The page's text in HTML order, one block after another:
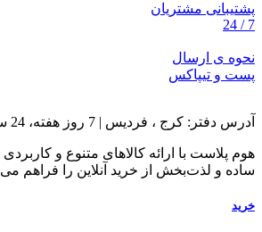
پشتیبانی مشتریان
7 / 24
نحوه ی ارسال
پست و تیپاکس
آدرس دفتر: کرج ، فردیس | 7 روز هفته، 24 ساعته
هوم پلاست با ارائه کالاهای متنوع و
ساده و لذت‌بخش از خرید آنلاین را فراهم
خرید